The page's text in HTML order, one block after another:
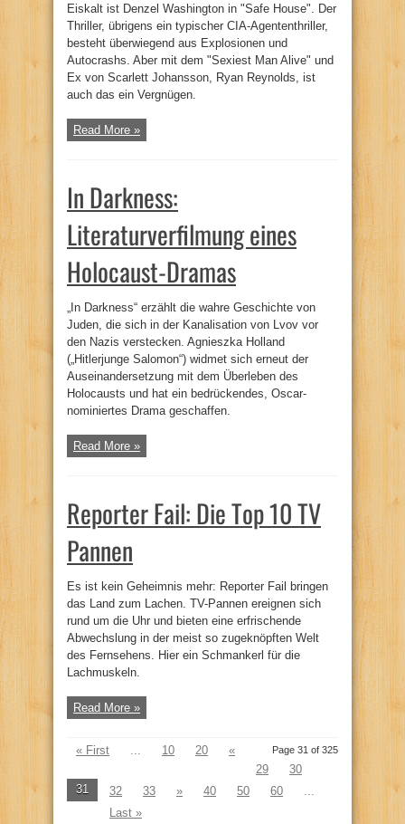
Eiskalt ist Denzel Washington in "Safe House". Der
Thriller, übrigens ein typischer CIA-Agententhriller,
besteht überwiegend aus Explosionen und
Autocrashs. Aber mit dem "Sexiest Man Alive" und
Ex von Scarlett Johansson, Ryan Reynolds, ist
auch das ein Vergnügen.
Read More »
In Darkness:
Literaturverfilmung eines
Holocaust-Dramas
„In Darkness“ erzählt die wahre Geschichte von
Juden, die sich in der Kanalisation von Lvov vor
den Nazis verstecken. Agnieszka Holland
(„Hitlerjunge Salomon“) widmet sich erneut der
Auseinandersetzung mit dem Überleben des
Holocausts und hat ein bedrückendes, Oscar-
nominiertes Drama geschaffen.
Read More »
Reporter Fail: Die Top 10 TV
Pannen
Es ist kein Geheimnis mehr: Reporter Fail bringen
das Land zum Lachen. TV-Pannen ereignen sich
rund um die Uhr und bieten eine erfrischende
Abwechslung in der meist so zugeknöpften Welt
des Fernsehens. Hier ein Schmankerl für die
Lachmuskeln.
Read More »
Page 31 of 325
« First 10 20
«
29
30
31
32 33 » 40 50 60
Last »